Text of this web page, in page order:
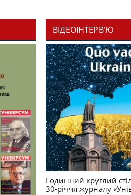
Editorial
ВІДЕОІНТЕРВ’Ю
Годинний круглий
30-річчя журналу